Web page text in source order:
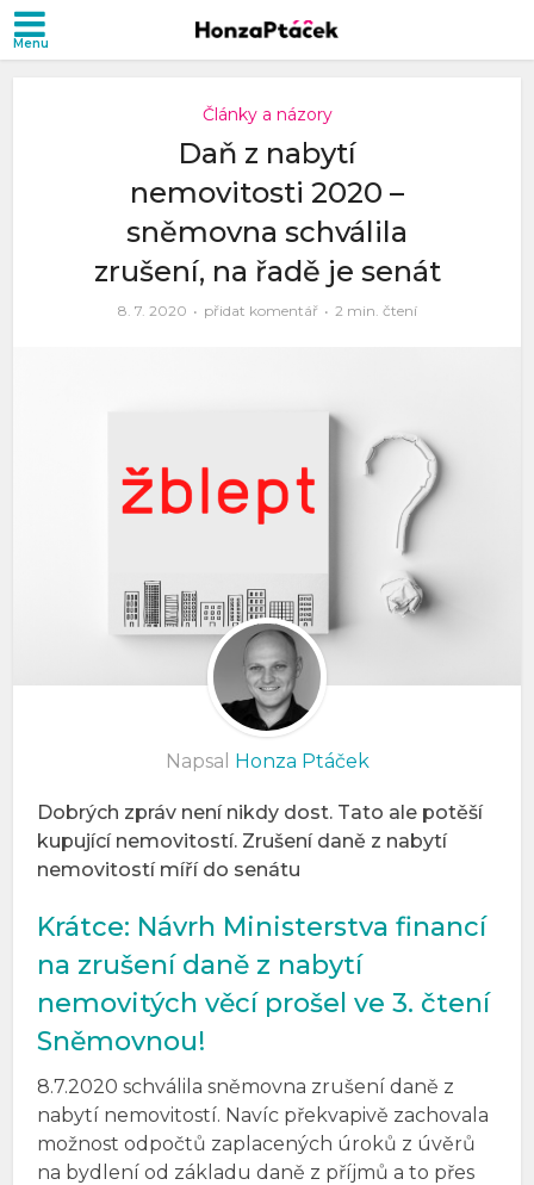
Články a názory
Daň z nabytí
nemovitosti 2020 –
sněmovna schválila
zrušení, na řadě je senát
8. 7. 2020 přidat komentář 2 min. čtení
Napsal Honza Ptáček
Dobrých zpráv není nikdy dost. Tato ale potěší
kupující nemovitostí. Zrušení daně z nabytí
nemovitostí míří do senátu
Krátce: Návrh Ministerstva financí
na zrušení daně z nabytí
nemovitých věcí prošel ve 3. čtení
Sněmovnou!
8.7.2020 schválila sněmovna zrušení daně z
nabytí nemovitostí. Navíc překvapivě zachovala
možnost odpočtů zaplacených úroků z úvěrů
na bydlení od základu daně z příjmů a to přes